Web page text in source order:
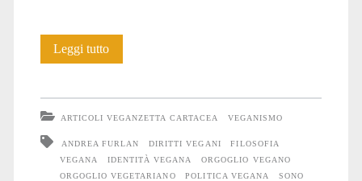
Leggi tuttoVegan,
e
ARTICOLI VEGANZETTA CARTACEA VEGANISMO
ANDREA FURLAN DIRITTI VEGANI
FILOSOFIA
VEGANA
IDENTITÀ VEGANA
ORGOGLIO VEGANO
ORGOGLIO VEGETARIANO
POLITICA VEGANA
SONO